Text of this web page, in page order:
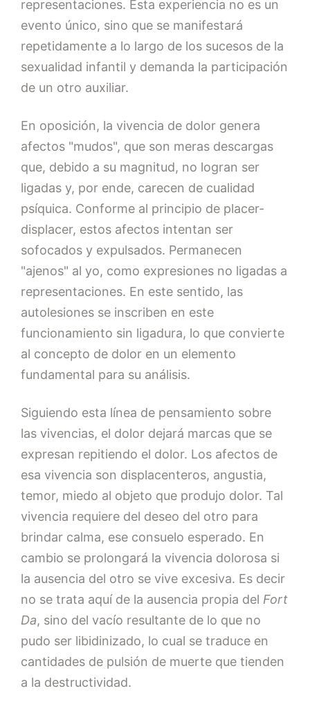
representaciones. Esta experiencia no es un
evento único, sino que se manifestará
repetidamente a lo largo de los sucesos de la
sexualidad infantil y demanda la participación
de un otro auxiliar.
En oposición, la vivencia de dolor genera
afectos "mudos", que son meras descargas
que, debido a su magnitud, no logran ser
ligadas y, por ende, carecen de cualidad
psíquica. Conforme al principio de placer-
displacer, estos afectos intentan ser
sofocados y expulsados. Permanecen
"ajenos" al yo, como expresiones no ligadas a
representaciones. En este sentido, las
autolesiones se inscriben en este
funcionamiento sin ligadura, lo que convierte
al concepto de dolor en un elemento
fundamental para su análisis.
Siguiendo esta línea de pensamiento sobre
las vivencias, el dolor dejará marcas que se
expresan repitiendo el dolor. Los afectos de
esa vivencia son displacenteros, angustia,
temor, miedo al objeto que produjo dolor. Tal
vivencia requiere del deseo del otro para
brindar calma, ese consuelo esperado. En
cambio se prolongará la vivencia dolorosa si
la ausencia del otro se vive excesiva. Es decir
no se trata aquí de la ausencia propia del Fort
Da, sino del vacío resultante de lo que no
pudo ser libidinizado, lo cual se traduce en
cantidades de pulsión de muerte que tienden
a la destructividad.